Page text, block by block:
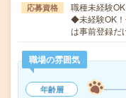
応募資格
職種未経験
◆未経験OK
は事前登録だ
職場の雰囲気
年齢層